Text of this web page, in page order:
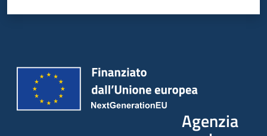
Agenzia